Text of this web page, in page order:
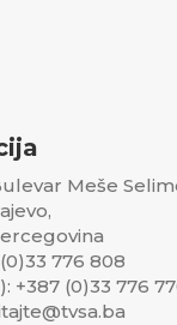
Meše
776 808
+387 (0)33 776